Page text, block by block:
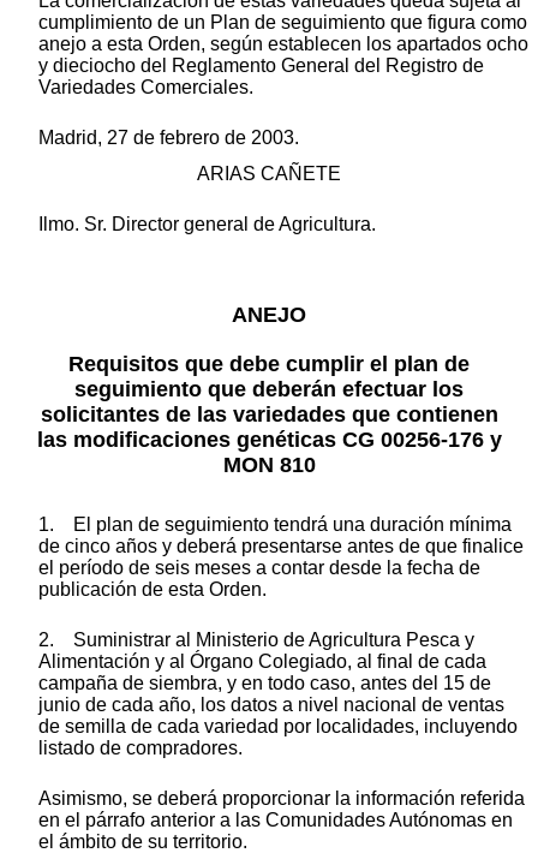
cumplimiento de un Plan de seguimiento que figura como
anejo a esta Orden, según establecen los apartados ocho
y dieciocho del Reglamento General del Registro de
Variedades Comerciales.
Madrid, 27 de febrero de 2003.
ARIAS CAÑETE
Ilmo. Sr. Director general de Agricultura.
ANEJO
Requisitos que debe cumplir el plan de
seguimiento que deberán efectuar los
solicitantes de las variedades que contienen
las modificaciones genéticas CG 00256-176 y
MON 810
1. El plan de seguimiento tendrá una duración mínima
de cinco años y deberá presentarse antes de que finalice
el período de seis meses a contar desde la fecha de
publicación de esta Orden.
2. Suministrar al Ministerio de Agricultura Pesca y
Alimentación y al Órgano Colegiado, al final de cada
campaña de siembra, y en todo caso, antes del 15 de
junio de cada año, los datos a nivel nacional de ventas
de semilla de cada variedad por localidades, incluyendo
listado de compradores.
Asimismo, se deberá proporcionar la información referida
en el párrafo anterior a las Comunidades Autónomas en
el ámbito de su territorio.